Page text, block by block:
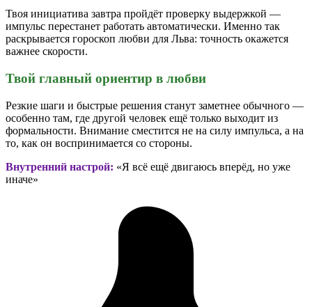
Твоя инициатива завтра пройдёт проверку выдержкой —
импульс перестанет работать автоматически. Именно так
раскрывается гороскоп любви для Льва: точность окажется
важнее скорости.
Твой главный ориентир в любви
Резкие шаги и быстрые решения станут заметнее обычного —
особенно там, где другой человек ещё только выходит из
формальности. Внимание сместится не на силу импульса, а на
то, как он воспринимается со стороны.
Внутренний настрой: «Я всё ещё двигаюсь вперёд, но уже
иначе»